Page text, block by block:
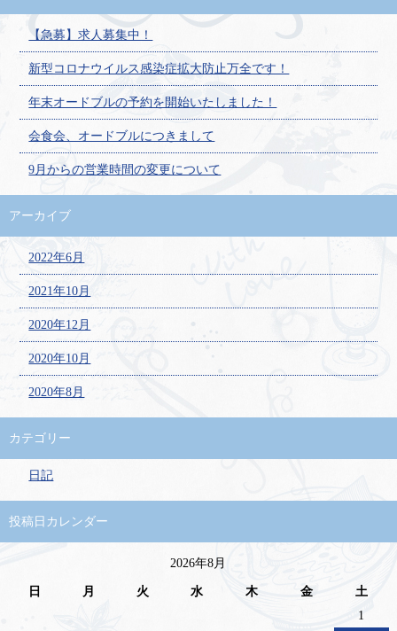
【急募】求人募集中！
新型コロナウイルス感染症拡大防止万全です！
年末オードブルの予約を開始いたしました！
会食会、オードブルにつきまして
9月からの営業時間の変更について
アーカイブ
2022年6月
2021年10月
2020年12月
2020年10月
2020年8月
カテゴリー
日記
投稿日カレンダー
2026年8月
日 月 火 水 木 金
土
1